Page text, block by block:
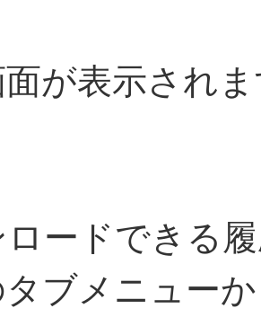
が表示され
ロードできる
ブメニュー